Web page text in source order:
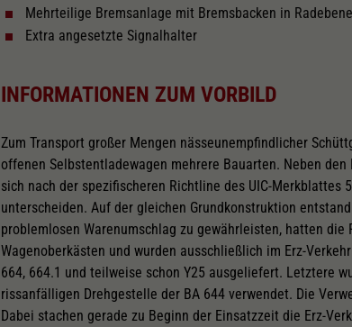
Mehrteilige Bremsanlage mit Bremsbacken in Radebene
Extra angesetzte Signalhalter
INFORMATIONEN ZUM VORBILD
Zum Transport großer Mengen nässeunempfindlicher
offenen Selbstentladewagen mehrere Bauarten. Neben
sich nach der spezifischeren Richtline des UIC-Merkblattes
unterscheiden. Auf der gleichen Grundkonstruktion
problemlosen Warenumschlag zu gewährleisten, hatten
Wagenoberkästen und wurden ausschließlich im Erz-
664, 664.1 und teilweise schon Y25 ausgeliefert. Letztere
rissanfälligen Drehgestelle der BA 644 verwendet. Die
Dabei stachen gerade zu Beginn der Einsatzzeit die Erz-